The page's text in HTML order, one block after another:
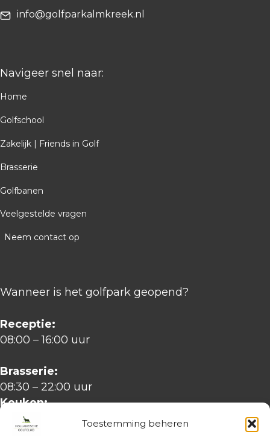
Toestemming beheren
info@golfparkalmkreek.nl
Navigeer snel naar:
Home
Golfschool
Zakelijk | Friends in Golf
Brasserie
Golfbanen
Veelgestelde vragen
Neem contact op
Wanneer is het golfpark geopend?
Receptie:
08:00 – 16:00 uur
Brasserie:
08:30 – 22:00 uur
Keuken:
11:00 – 21:00 uur